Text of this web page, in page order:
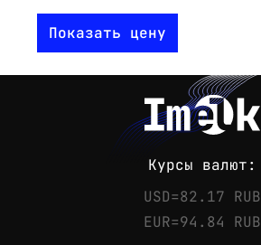
Показать цену
Курсы валют:
USD=82.17 RUB
EUR=94.84 RUB